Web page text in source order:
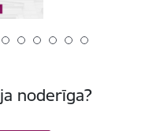
noderīga?